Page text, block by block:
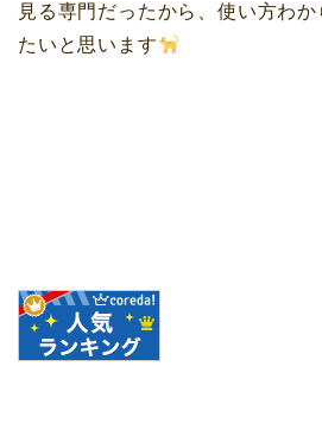
見る専門だったから、使い方わ
たいと思います